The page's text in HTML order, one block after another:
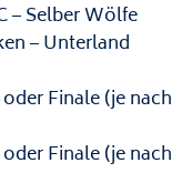
– Selber Wölfe
– Unterland
Finale (je nach
Finale (je nach